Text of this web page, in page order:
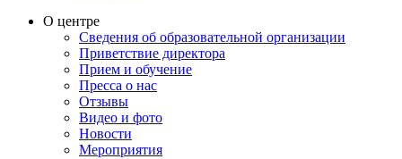
О центре
Сведения об образовательной организации
Приветствие директора
Прием и обучение
Пресса о нас
Отзывы
Видео и фото
Новости
Мероприятия